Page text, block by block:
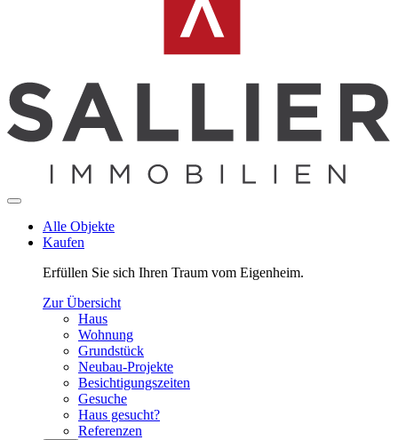
Alle Objekte
Kaufen
Erfüllen Sie sich Ihren Traum vom Eigenheim.
Zur Übersicht
Haus
Wohnung
Grundstück
Neubau-Projekte
Besichtigungszeiten
Gesuche
Haus gesucht?
Referenzen